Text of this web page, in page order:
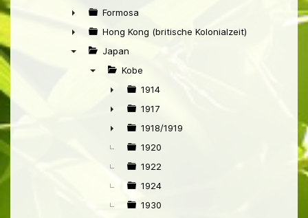
►
►
Formosa
►
Hong Kong (britische Kolonialzeit)
Japan
Kobe
►
1914
►
1917
►
1918/1919
1920
1922
1924
1930